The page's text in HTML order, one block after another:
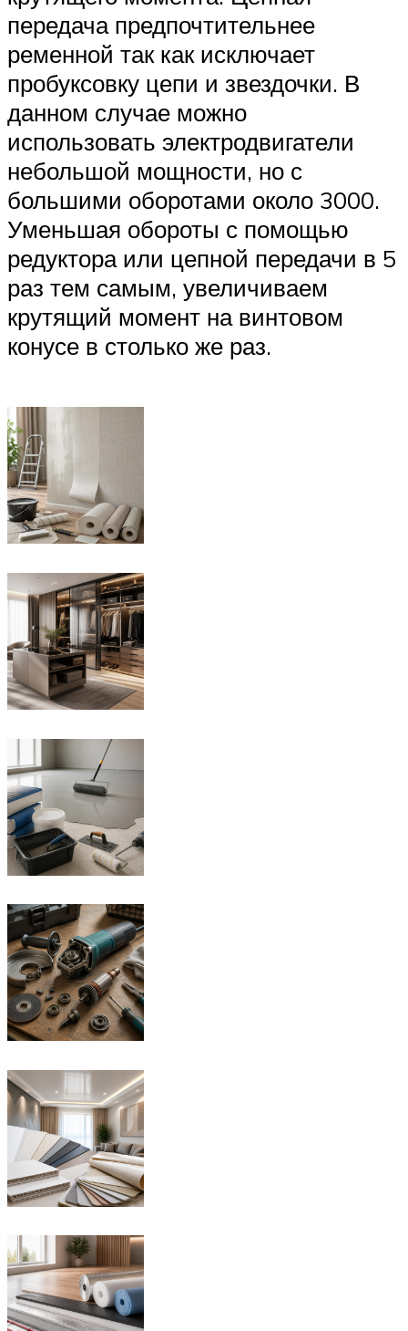
передача предпочтительнее
ременной так как исключает
пробуксовку цепи и звездочки. В
данном случае можно
использовать электродвигатели
небольшой мощности, но с
большими оборотами около 3000.
Уменьшая обороты с помощью
редуктора или цепной передачи в 5
раз тем самым, увеличиваем
крутящий момент на винтовом
конусе в столько же раз.